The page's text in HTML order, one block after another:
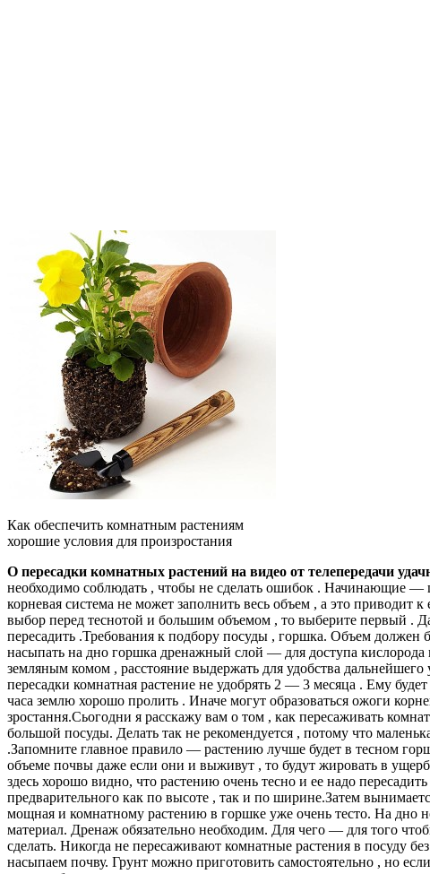
Как обеспечить комнатным растениям
хорошие условия для произростания
О пересадки комнатных растений на видео от телепередачи
необходимо соблюдать , чтобы не сделать ошибок . Начинающие
корневая система не может заполнить весь объем , а это
выбор перед теснотой и большим объемом , то выберите первый .
пересадить .Требования к подбору посуды , горшка. Объем
насыпать на дно горшка дренажный слой — для доступа
земляным комом , расстояние выдержать для удобства
пересадки комнатная растение не удобрять 2 — 3 месяца . Ему
часа землю хорошо пролить . Иначе могут образоваться ожоги
зростання.Сьогодни я расскажу вам о том , как пересаживать
большой посуды. Делать так не рекомендуется , потому что
.Запомните главное правило — растению лучше будет в тесном
объеме почвы даже если они и выживут , то будут жировать в
здесь хорошо видно, что растению очень тесно и ее надо
предварительного как по высоте , так и по ширине.Затем
мощная и комнатному растению в горшке уже очень тесто. На дно
материал. Дренаж обязательно необходим. Для чего — для того
сделать. Никогда не пересаживают комнатные растения в посуду
насыпаем почву. Грунт можно приготовить самостоятельно , но